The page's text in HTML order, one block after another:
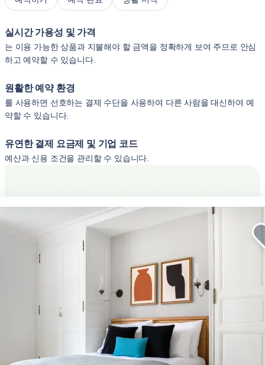
실시간 가용성 및 가격
는 이용 가능한 상품과 지불해야 할 금액을 정확하게 보여 주므로 안심
하고 예약할 수 있습니다.
원활한 예약 환경
를 사용하면 선호하는 결제 수단을 사용하여 다른 사람을 대신하여 예
약할 수 있습니다.
유연한 결제 요금제 및 기업 코드
예산과 신용 조건을 관리할 수 있습니다.